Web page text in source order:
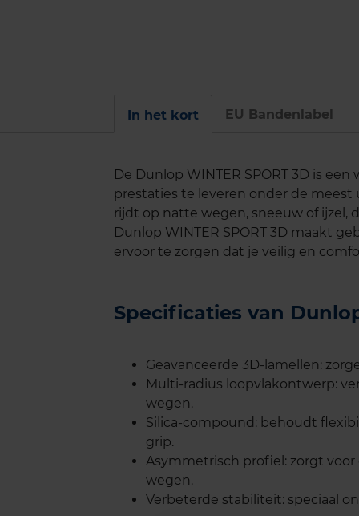
In het kort EU Bandenlabel
De Dunlop WINTER SPORT 3D is
prestaties te leveren onder de
rijdt op natte wegen, sneeuw of ijzel,
Dunlop WINTER SPORT 3D maakt
ervoor te zorgen dat je veilig en
Specificaties van
Geavanceerde 3D-lamellen:
Multi-radius loopvlakontwerp:
wegen.
Silica-compound: behoudt
grip.
Asymmetrisch profiel: zorgt
wegen.
Verbeterde stabiliteit: speciaal